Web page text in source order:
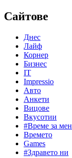
Сайтове
Днес
Лайф
Корнер
Бизнес
IT
Impressio
Авто
Анкети
Вицове
Вкусотии
#Време за мен
Времето
Games
#Здравето ни